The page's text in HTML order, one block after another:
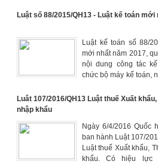
TNDN.
Luật số 88/2015/QH13 - Luật kế toán mới
Luật kế toán số 88/
mới nhất năm 2017,
nội dung công tác
chức bộ máy kế toán,
dịch vụ kế toán,
Luât 107/2016/QH13 Luật thuế Xuất khẩu,
nhập khẩu
Ngày 6/4/2016 Quốc
ban hành Luật 107/
Luật thuế Xuất khẩu,
khẩu. Có hiệu lực